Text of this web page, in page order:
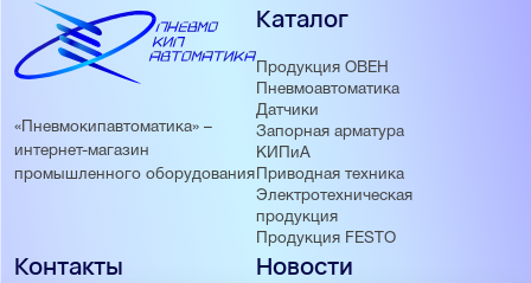
«Пневмокипавтоматика» –
интернет-магазин
промышленного оборудования
Каталог
Продукция ОВЕН
Пневмоавтоматика
Датчики
Запорная арматура
КИПиА
Приводная техника
Электротехническая
продукция
Продукция FESTO
Новости
Контакты